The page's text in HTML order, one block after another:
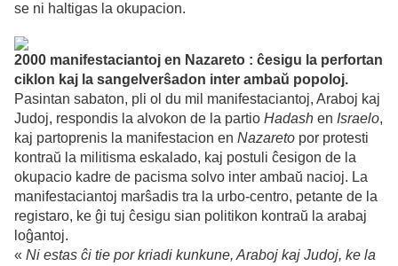
se ni haltigas la okupacion.
2000 manifestaciantoj en Nazareto : ĉesigu la perfortan
ciklon kaj la sangelverŝadon inter ambaŭ popoloj.
Pasintan sabaton, pli ol du mil manifestaciantoj, Araboj kaj
Judoj, respondis la alvokon de la partio Hadash en Israelo,
kaj partoprenis la manifestacion en Nazareto por protesti
kontraŭ la militisma eskalado, kaj postuli ĉesigon de la
okupacio kadre de pacisma solvo inter ambaŭ nacioj. La
manifestaciantoj marŝadis tra la urbo-centro, petante de la
registaro, ke ĝi tuj ĉesigu sian politikon kontraŭ la arabaj
loĝantoj.
« Ni estas ĉi tie por kriadi kunkune, Araboj kaj Judoj, ke la